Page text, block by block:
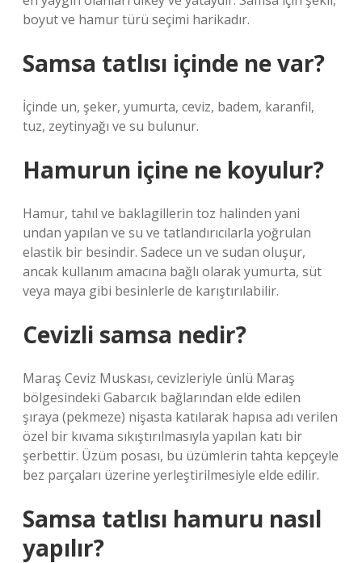
boyut ve hamur türü seçimi harikadır.
Samsa tatlısı içinde ne var?
İçinde un, şeker, yumurta, ceviz, badem, karanfil,
tuz, zeytinyağı ve su bulunur.
Hamurun içine ne koyulur?
Hamur, tahıl ve baklagillerin toz halinden yani
undan yapılan ve su ve tatlandırıcılarla yoğrulan
elastik bir besindir. Sadece un ve sudan oluşur,
ancak kullanım amacına bağlı olarak yumurta, süt
veya maya gibi besinlerle de karıştırılabilir.
Cevizli samsa nedir?
Maraş Ceviz Muskası, cevizleriyle ünlü Maraş
bölgesindeki Gabarcık bağlarından elde edilen
şıraya (pekmeze) nişasta katılarak hapısa adı verilen
özel bir kıvama sıkıştırılmasıyla yapılan katı bir
şerbettir. Üzüm posası, bu üzümlerin tahta kepçeyle
bez parçaları üzerine yerleştirilmesiyle elde edilir.
Samsa tatlısı hamuru nasıl
yapılır?